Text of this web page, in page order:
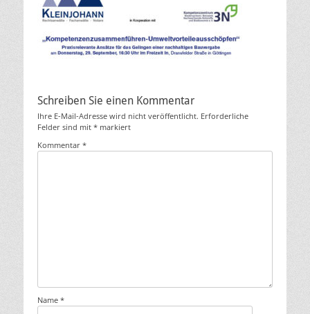
Schreiben Sie einen Kommentar
Ihre E-Mail-Adresse wird nicht veröffentlicht. Erforderliche
Felder sind mit * markiert
Kommentar *
Name *